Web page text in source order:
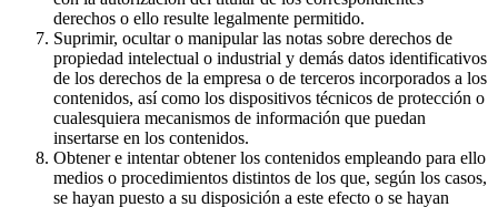
derechos o ello resulte legalmente permitido.
Suprimir, ocultar o manipular las notas sobre derechos de
propiedad intelectual o industrial y demás datos identificativos
de los derechos de la empresa o de terceros incorporados a los
contenidos, así como los dispositivos técnicos de protección o
cualesquiera mecanismos de información que puedan
insertarse en los contenidos.
Obtener e intentar obtener los contenidos empleando para ello
medios o procedimientos distintos de los que, según los casos,
se hayan puesto a su disposición a este efecto o se hayan